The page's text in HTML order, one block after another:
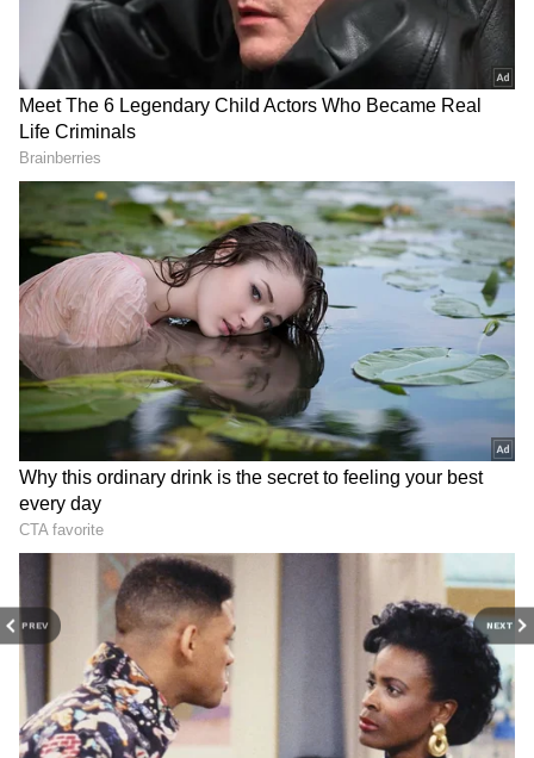
PREV NEXT
Image Credit :
ఏయే ఛానళ్లు అందుబాటులో ఉంటాయి?
ఈ ప్లాన్‌లో జియోస్టార్, సోనీ ఎంటర్‌టైన్‌మెంట్, సన్ టీవీ
నెట్‌వర్క్, వార్నర్ బ్రదర్స్ డిస్కవరీ, ఈటీవీ నెట్‌వర్క్‌కు
చెందిన పలు ప్రముఖ ఛానళ్లు ఉన్నాయి. స్టార్ ప్లస్ హెచ్‌డీ,
కలర్స్ హెచ్‌డీ, సోనీ ఎంటర్‌టైన్‌మెంట్ టెలివిజన్ హెచ్‌డీ,
సోనీ ఎస్‌ఏబీ హెచ్‌డీ, డిస్కవరీ, అనిమల్ ప్లానెట్‌తో పాటు
తెలుగు సహా పలు ప్రాంతీయ భాషల ఛానళ్లు కూడా
ఇందులో లభిస్తాయి. అయితే జియోస్టార్, సోనీ గ్రూప్‌కు
చెందిన స్పోర్ట్స్ ఛానళ్లు ఈ ప్యాక్‌లో భాగం కావు.